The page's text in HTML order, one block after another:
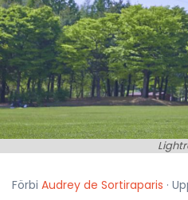
Förbi Audrey de Sortiraparis ·